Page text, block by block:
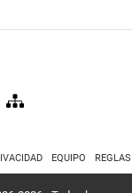
EQUIPO